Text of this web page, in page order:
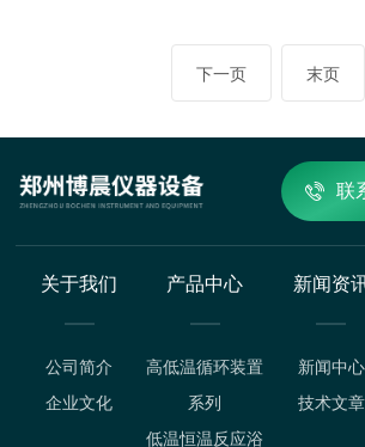
为选型、工艺调试、故障排
一、双层夹套换热系统基础
设备，可提供-120℃～室温
配套双层玻璃反应釜、旋转
系统三大维度拆解设备技术
员、采购、设备运维人员完
下一页 末页
联
关于我们
公司简介
企业文化
产品中心
高低温循环装置
系列
低温恒温反应浴
新闻资
新闻中心
技术文章